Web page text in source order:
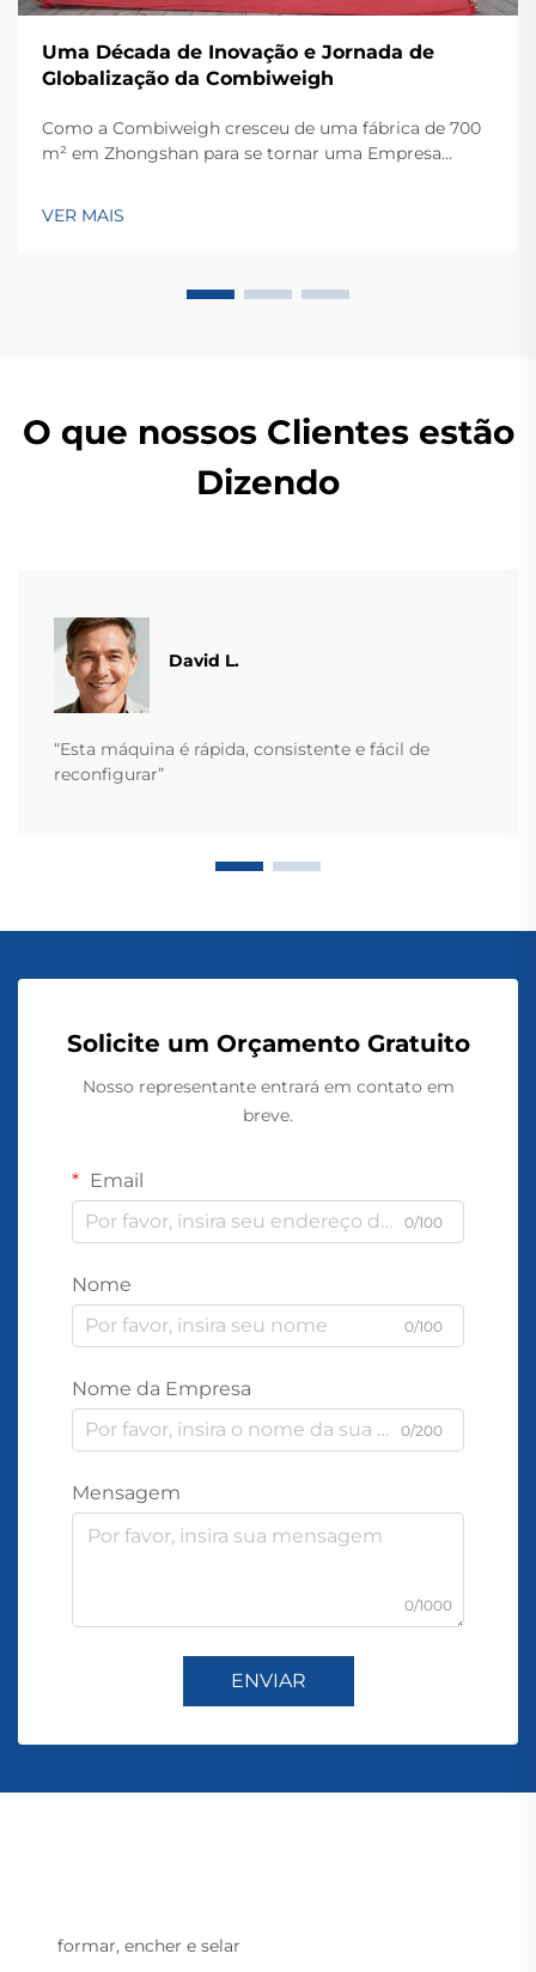
Uma Década de Inovação e Jornada de
Globalização da Combiweigh
Como a Combiweigh cresceu de uma fábrica de 700
m² em Zhongshan para se tornar uma Empresa
pesagem — solicite ainda hoje uma consulta global
VER MAIS
O que nossos Clientes estão
Dizendo
David L.
“Esta máquina é rápida, consistente e fácil de
reconfigurar”
Solicite um Orçamento Gratuito
Nosso representante entrará em contato em
breve.
Email
0/100
Nome
0/100
Nome da Empresa
0/200
Mensagem
0/1000
ENVIAR
formar, encher e selar